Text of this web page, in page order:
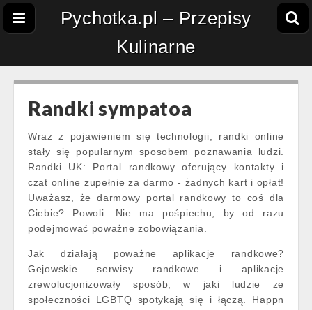
Pychotka.pl – Przepisy
Kulinarne
Randki sympatoa
Wraz z pojawieniem się technologii, randki online
stały się popularnym sposobem poznawania ludzi.
Randki UK: Portal randkowy oferujący kontakty i
czat online zupełnie za darmo - żadnych kart i opłat!
Uważasz, że darmowy portal randkowy to coś dla
Ciebie? Powoli: Nie ma pośpiechu, by od razu
podejmować poważne zobowiązania.
Jak działają poważne aplikacje randkowe?
Gejowskie serwisy randkowe i aplikacje
zrewolucjonizowały sposób, w jaki ludzie ze
społeczności LGBTQ spotykają się i łączą. Happn